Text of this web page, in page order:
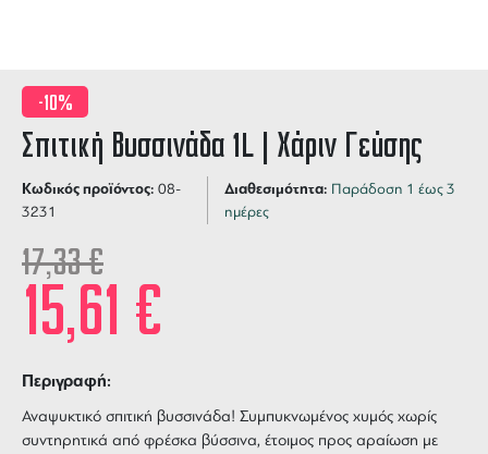
-10%
Σπιτική Βυσσινάδα 1L | Χάριν Γεύσης
Κωδικός προϊόντος: 08-
3231
Διαθεσιμότητα: Παράδοση 1 έως 3
ημέρες
17,33€
15,61 €
Περιγραφή:
Αναψυκτικό σπιτική βυσσινάδα! Συμπυκνωμένος χυμός χωρίς
συντηρητικά από φρέσκα βύσσινα, έτοιμος προς αραίωση με